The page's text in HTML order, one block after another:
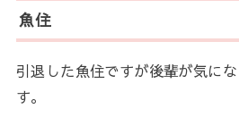
魚住
引退した魚住ですが後輩が気に
す。